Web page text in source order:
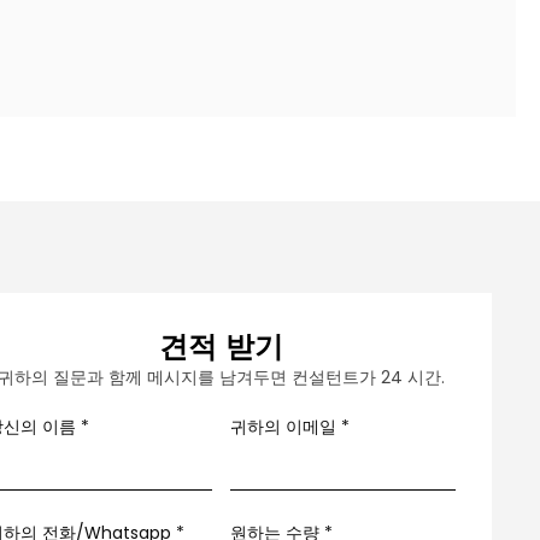
견적 받기
하의 질문과 함께 메시지를 남겨두면 컨설턴트가 24 시간.
의 이름 * 귀하의 이메일 *
하의 전화/Whatsapp * 원하는 수량 *